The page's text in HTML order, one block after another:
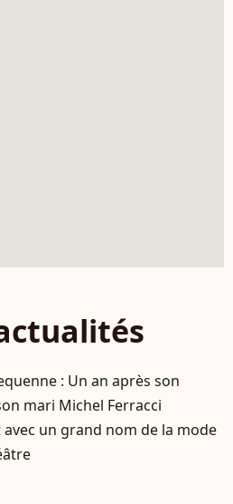
: Un an après son
mari Michel Ferracci
un grand nom de la mode